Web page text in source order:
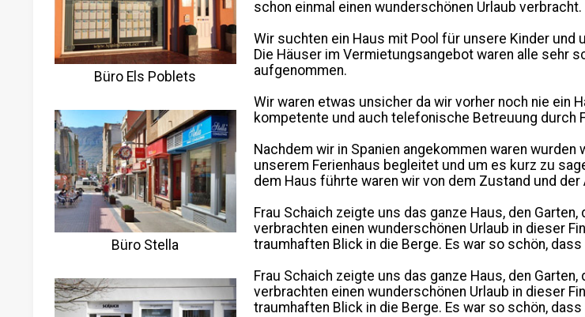
Büro Els Poblets
Büro Stella
schon einmal einen wunderschönen Urlaub verbracht.
Wir suchten ein Haus mit Pool für unsere Kinder und
Die Häuser im Vermietungsangebot waren alle sehr
aufgenommen.
Wir waren etwas unsicher da wir vorher noch nie ein
kompetente und auch telefonische Betreuung durch
Nachdem wir in Spanien angekommen waren
unserem Ferienhaus begleitet und um es kurz zu
dem Haus führte waren wir von dem Zustand und
Frau Schaich zeigte uns das ganze Haus, den
verbrachten einen wunderschönen Urlaub in dieser
traumhaften Blick in die Berge. Es war so schön,
Frau Schaich zeigte uns das ganze Haus, den
verbrachten einen wunderschönen Urlaub in dieser
traumhaften Blick in die Berge. Es war so schön,